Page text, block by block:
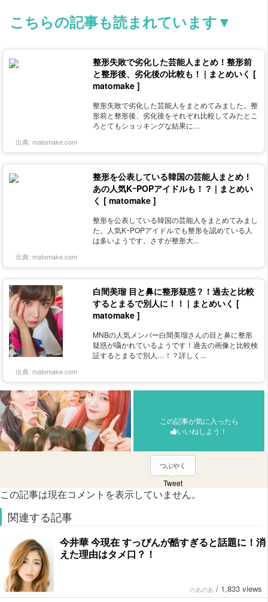
こちらの記事も読まれています▼
整形失敗で劣化した芸能人まとめ！整形前
と整形後、劣化後の比較も！ | まとめいく [
matomake ]
整形失敗で劣化した芸能人をまとめてみました。整
形前と整形後、劣化後をそれぞれ比較してみたとこ
ろとてもショッキングな結果に…
出典: matomake.com
整形を公表している韓国の芸能人まとめ！
あの人気KｰPOPアイドルも！？ | まとめい
く [ matomake ]
整形を公表している韓国の芸能人をまとめてみまし
た。人気KｰPOPアイドルでも整形を認めている人
は多いようです。さすが整形大...
出典: matomake.com
白間美瑠 目と鼻に整形疑惑？！過去と比較
するとまるで別人に！！ | まとめいく [
matomake ]
MNBの人気メンバー白間美瑠さんの目と鼻に整形
疑惑が囁かれているようです！過去の画像と比較検
証するとまるで別人…！？詳しく...
出典: matomake.com
この記事が気に入ったら
いいねしよう！
つぶやく
Tweet
この記事は現在コメントを表示していません。
関連する記事
今井華 今現在 すっぴんが酷すぎると話題に！消
えた理由はタメ口？！
のあのあ / 1,833 views